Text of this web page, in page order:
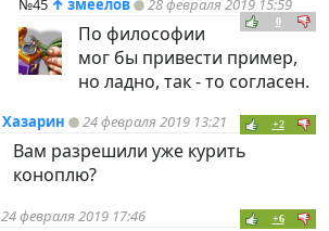
№45 ↑ змеелов 28 февраля 2019 15:59
0
По философии
мог бы привести пример,
но ладно, так - то согласен.
Хазарин 24 февраля 2019 13:21 +2
Вам разрешили уже курить
коноплю?
24 февраля 2019 17:46 +6